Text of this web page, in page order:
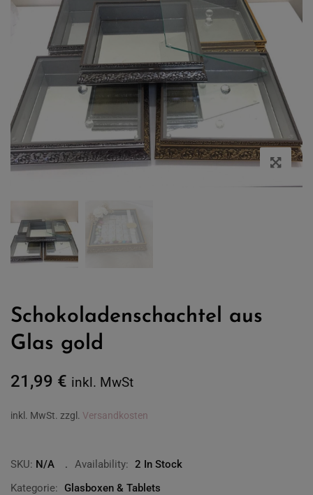
Schokoladenschachtel aus
Glas gold
21,99 € inkl. MwSt
inkl. MwSt. zzgl. Versandkosten
SKU: N/A Availability: 2 In Stock
Kategorie: Glasboxen & Tablets